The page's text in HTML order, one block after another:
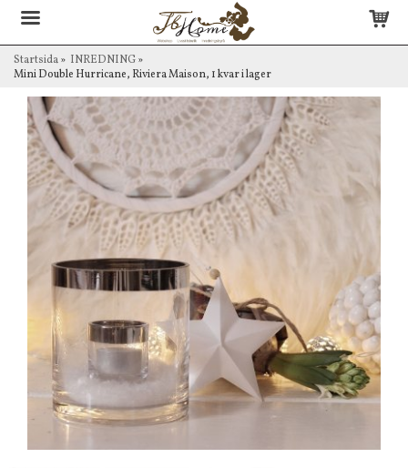
Startsida» INREDNING»
Mini Double Hurricane, Riviera Maison, 1 kvar i lager